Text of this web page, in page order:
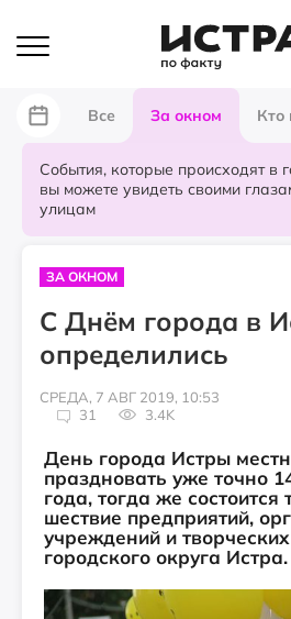
Все За окном Кто
События, которые происходят в
вы можете увидеть своими
улицам
ЗА ОКНОМ
С Днём города в
определились
СРЕДА, 7 АВГ 2019, 10:53
31
3.4K
День города Истры
праздновать уже точно
года, тогда же состоится
шествие предприятий,
учреждений и
городского округа Истра.